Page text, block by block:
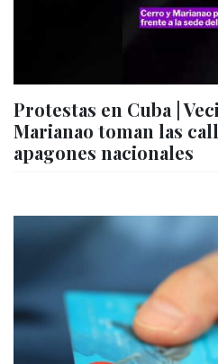
Protestas en Cuba |
Marianao toman las
apagones nacionales